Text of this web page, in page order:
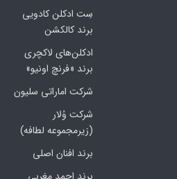
سِت ادکلن کادویی
برند کالکشن
ادکلن‌های لاکچری
برند «فرنچ اونیو»
شرکت اماراتی سلیون
شرکت وُلار
(زیرمجموعه لطافه)
برند افنان اصلی